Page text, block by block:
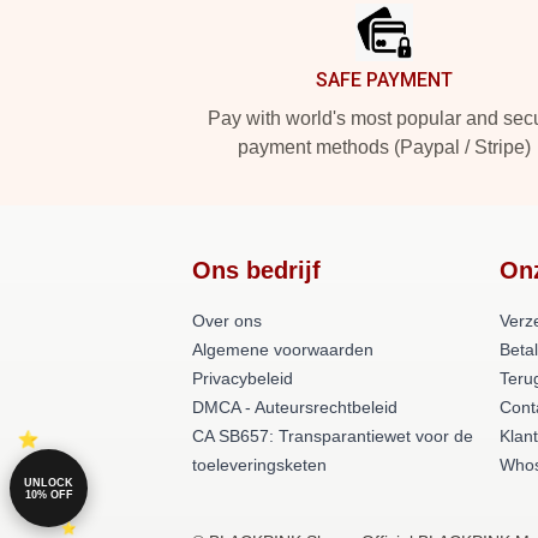
SAFE PAYMENT
Pay with world's most popular and
payment methods (Paypal / Stripe)
Ons bedrijf
Over ons
Algemene voorwaarden
Privacybeleid
DMCA - Auteursrechtbeleid
CA SB657: Transparantiewet voor de
toeleveringsketen
UNLOCK
10% OFF